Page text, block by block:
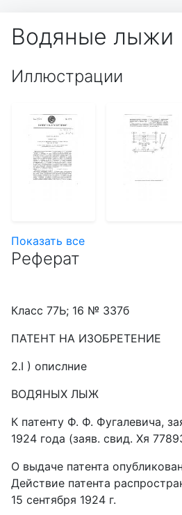
Водяные лыжи
Иллюстрации
Показать все
Реферат
Класс 77Ь; 16 № 337б
ПАТЕНТ НА ИЗОБРЕТЕНИЕ
2.I ) опислние
ВОДЯНЫХ ЛЫЖ
К патенту Ф. Ф. Фугалевича,
1924 года (заяв. свид. Хя
О выдаче патента
Действие патента
15 сентября 1924 г.